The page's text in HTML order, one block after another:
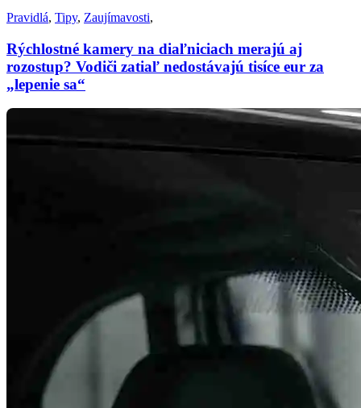
Pravidlá, Tipy, Zaujímavosti,
Rýchlostné kamery na diaľniciach merajú aj
rozostup? Vodiči zatiaľ nedostávajú tisíce eur za
„lepenie sa“